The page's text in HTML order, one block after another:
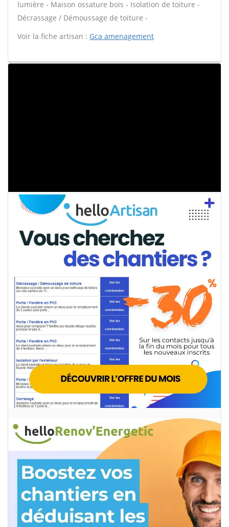
lumière - Maison ossature bois - Isolation de toiture -
Décrassage / Démoussage de toiture -
Voir la fiche artisan : Gca amenagement